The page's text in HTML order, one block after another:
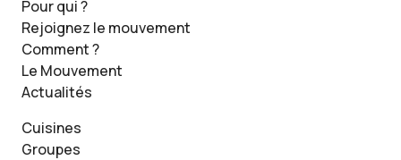
Pour qui ?
Rejoignez le mouvement
Comment ?
Le Mouvement
Actualités
Cuisines
Groupes